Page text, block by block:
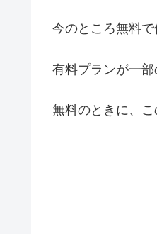
今のところ無料
有料プランが一
無料のときに、